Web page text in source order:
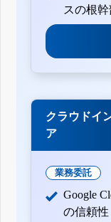
スの根幹
クラウドイ
ア
業務委託
Google
の信頼